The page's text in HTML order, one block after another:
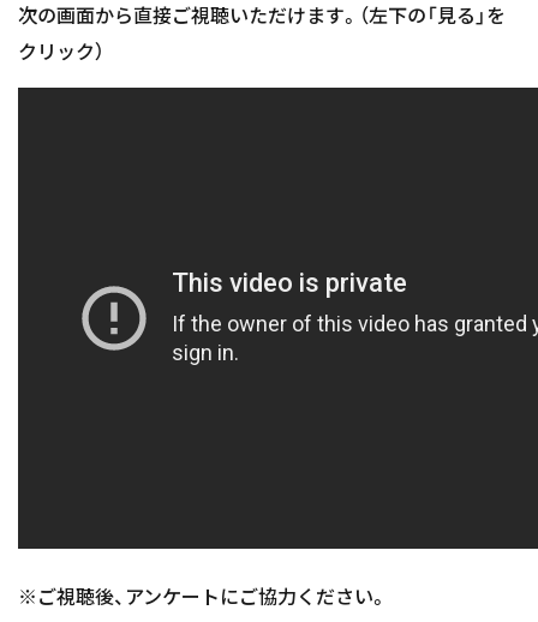
次の画面から直接ご視聴いただけます。（左下の「見る」を
クリック）
※ご視聴後、アンケートにご協力ください。